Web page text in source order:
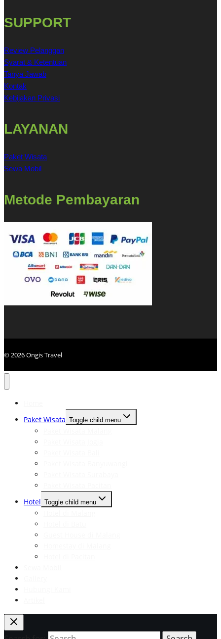
SUPPORT
Review Pelanggan
Syarat & Ketentuan
Tanya Jawab
Kontak
Kebijakan Privasi
LAYANAN
Paket Wisata
Sewa Mobil
Metode Pembayaran
© 2026 Ongis Travel
Paket Wisata Toggle child menu
Hotel Toggle child menu